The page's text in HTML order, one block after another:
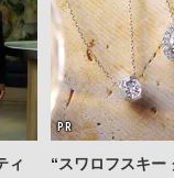
ィ
“スワロフスキー